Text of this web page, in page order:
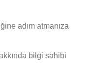
adım atmanıza
bilgi sahibi